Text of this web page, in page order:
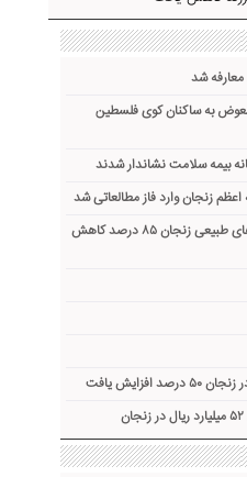
معارفه شد
به ساکنان کوی فلسطین
زنجان وارد فاز مطالعاتی شد
میزان آتش‌سوزی‌ها در عرصه‌های طبیعی زنجان ۸۵ درصد کاهش
یافت